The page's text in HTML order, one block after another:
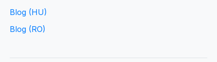
Blog (HU)
Blog (RO)